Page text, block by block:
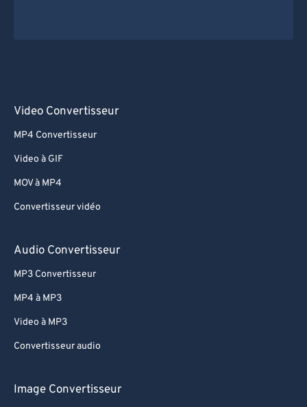
Video Convertisseur
MP4 Convertisseur
Video à GIF
MOV à MP4
Convertisseur vidéo
Audio Convertisseur
MP3 Convertisseur
MP4 à MP3
Video à MP3
Convertisseur audio
Image Convertisseur